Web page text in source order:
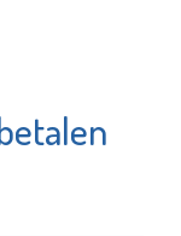
Lentiz Life